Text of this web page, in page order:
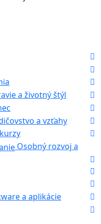
a životný štýl
a vzťahy
Osobný rozvoj a
a aplikácie